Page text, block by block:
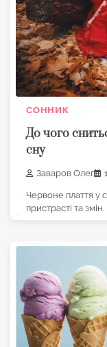
СОННИК
До чого
сну
Заваров Олег
Червоне плаття у
пристрасті та